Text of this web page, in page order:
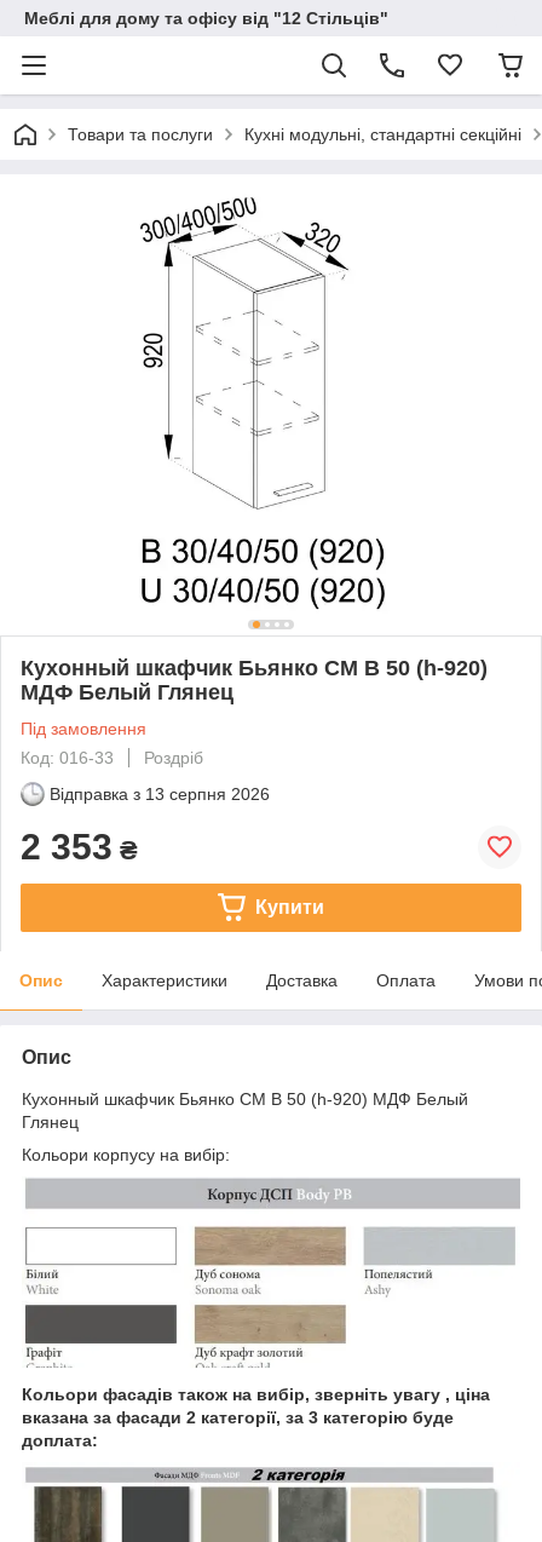
Меблі для дому та офісу від "12 Стільців"
Товари та послуги Кухні модульні, стандартні секційні
Кухонный шкафчик Бьянко СМ В 50 (h-920)
МДФ Белый Глянец
Під замовлення
Код: 016-33
Роздріб
Відправка з 13 серпня 2026
2 353 ₴
Купити
Опис Характеристики Доставка Оплата Умови
Опис
Кухонный шкафчик Бьянко СМ В 50 (h-920) МДФ Белый
Глянец
Кольори корпусу на вибір:
Кольори фасадів також на вибір, зверніть увагу , ціна
вказана за фасади 2 категорії, за 3 категорію буде
доплата: